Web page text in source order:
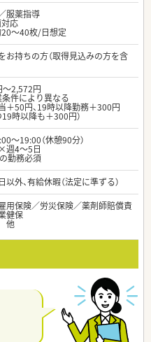
服薬指導
対応
20～40枚/日想定
お持ちの方（取得見込みの方を含
～2,572円
件により異なる
＋50円、19時以降勤務＋300円
19時以降も＋300円）
～19:00（休憩90分）
週4～5日
勤務必須
以外、有給休暇（法定に準ずる）
用保険／労災保険／薬剤師賠償責
健保
他